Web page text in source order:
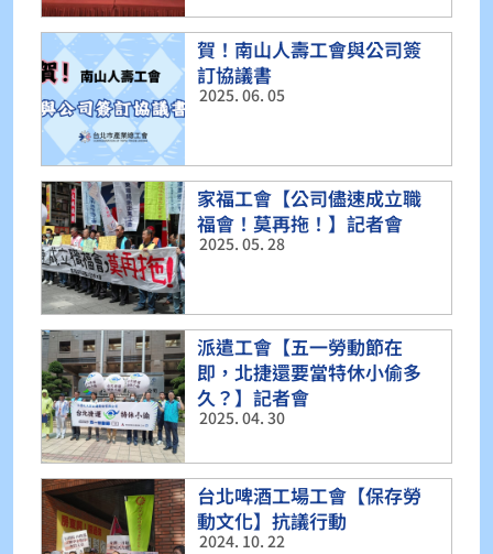
賀！南山人壽工會與公司簽
訂協議書
2025. 06. 05
家福工會【公司儘速成立職
福會！莫再拖！】記者會
2025. 05. 28
派遣工會【五一勞動節在
即，北捷還要當特休小偷多
久？】記者會
2025. 04. 30
台北啤酒工場工會【保存勞
動文化】抗議行動
2024. 10. 22